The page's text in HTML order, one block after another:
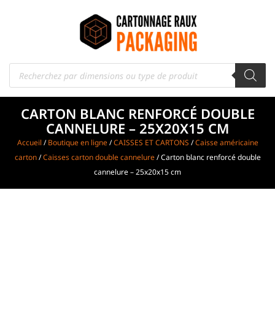
CARTON BLANC RENFORCÉ DOUBLE
CANNELURE – 25X20X15 CM
Accueil /Boutique en ligne/CAISSES ET CARTONS /Caisse américaine
carton/Caisses carton double cannelure/ Carton blanc renforcé double
cannelure – 25x20x15 cm